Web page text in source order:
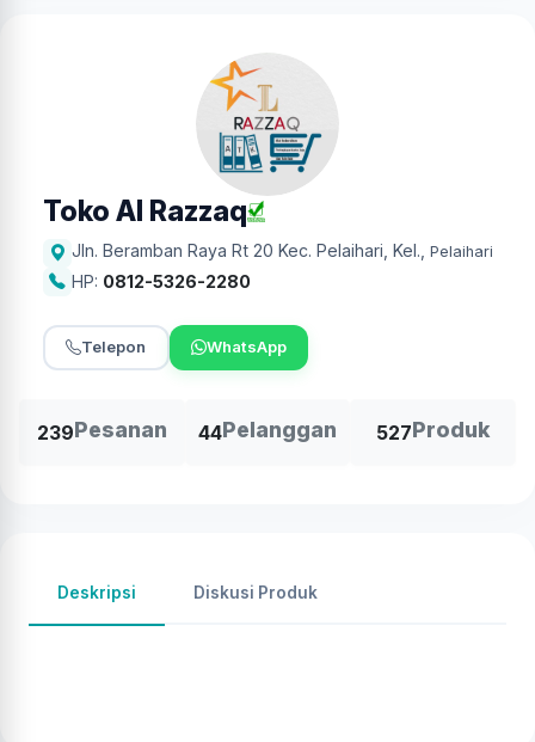
Toko Al Razzaq
Jln. Beramban Raya Rt 20 Kec. Pelaihari, Kel. Pelaihari
HP: 0812-5326-2280
Telepon WhatsApp
239Pesanan 44Pelanggan 527Produk
Deskripsi Diskusi Produk